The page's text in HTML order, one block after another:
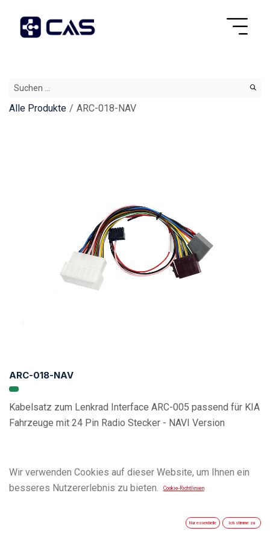
Alle Produkte ARC-018-NAV
ARC-018-NAV
Kabelsatz zum Lenkrad Interface ARC-005 passend für KIA
Fahrzeuge mit 24 Pin Radio Stecker - NAVI Version
Wir verwenden Cookies auf dieser Website, um Ihnen ein
besseres Nutzererlebnis zu bieten.
Cookie-Richtlinien
Nur essentielle Ich stimme zu